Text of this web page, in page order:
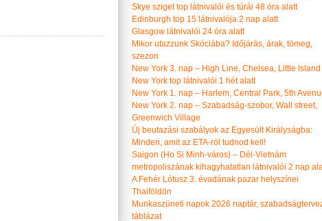
Skye sziget top látnivalói és túrái 48 óra alatt
Edinburgh top 15 látnivalója 2 nap alatt
Glasgow látnivalói 24 óra alatt
Mikor utazzunk Skóciába? Időjárás, árak, tömeg,
szezon
New York 3. nap – High Line, Chelsea, Little Island
New York top látnivalói 1 hét alatt
New York 1. nap – Harlem, Central Park, 5th
New York 2. nap – Szabadság-szobor, Wall street,
Greenwich Village
Új beutazási szabályok az Egyesült Királyságba:
Minden, amit az ETA-ról tudnod kell!
Saigon (Ho Si Minh-város) – Dél-Vietnám
metropoliszának kihagyhatatlan látnivalói 2 nap
A Fehér Lótusz 3. évadának pazar helyszínei
Thaiföldön
Munkaszüneti napok 2026 naptár,
táblázat